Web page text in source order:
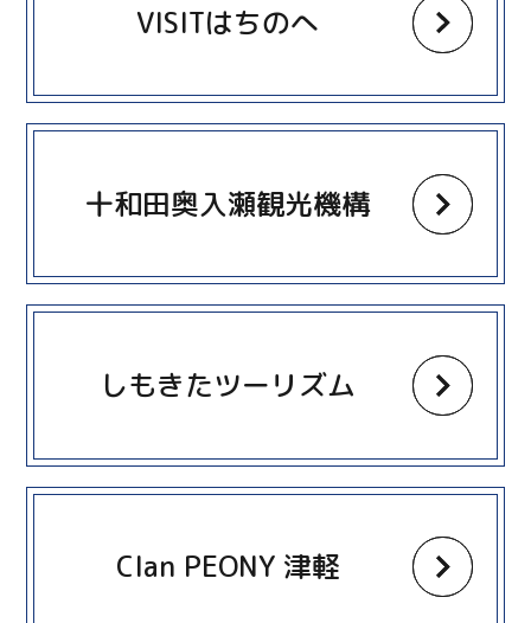
VISITはちのへ
十和田奥入瀬観光機構
more
しもきたツーリズム
more
Clan PEONY 津軽
more